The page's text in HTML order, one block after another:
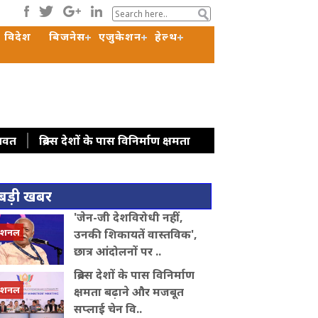
विदेश बिजनेस एजुकेशन
हेल्थ
ब्रिक्स देशों के पास विनिर्माण क्षमता
छह महीनों में देशभर में संगठन का विस्तार
अरुणाचल प्रदेश: जेपी नड्डा ने बाढ़ प्रभावित
और निवेश बढ़ाने पर जोर
कोलकाता :
सीजेपी में बवाल, अभिजीत दिपके के घर के
खबर
'जेन-जी देशविरोधी नहीं,
उनकी शिकायतें वास्तविक',
छात्र आंदोलनों पर ..
ब्रिक्स देशों के पास विनिर्माण
क्षमता बढ़ाने और मजबूत
सप्लाई चेन वि..